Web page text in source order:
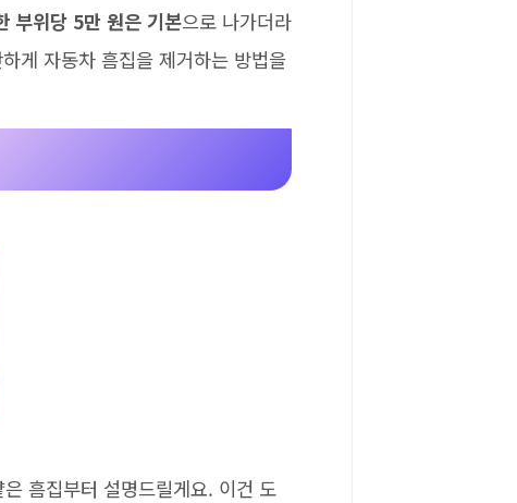
부위당 5만 원은 기본으로 나가더라
게 자동차 흠집을 제거하는 방법을
흠집부터 설명드릴게요. 이건 도